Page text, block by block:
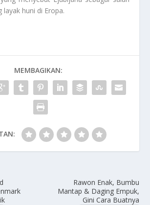
layak huni di Eropa.
MEMBAGIKAN:
Rawon Enak, Bumbu
Mantap & Daging Empuk,
Gini Cara Buatnya